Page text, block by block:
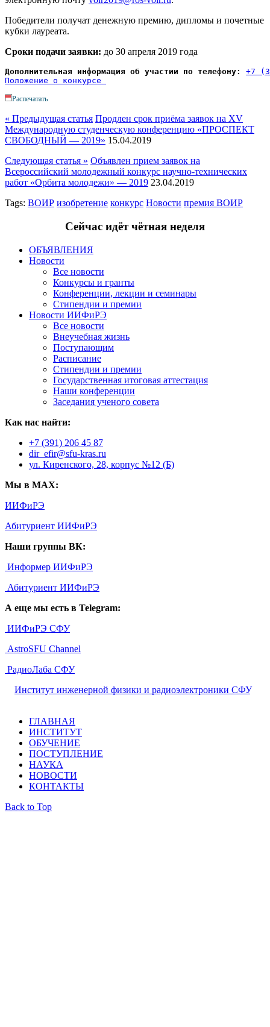
Победители получат денежную премию, дипломы и почетные
кубки лауреата.
Сроки подачи заявки: до 30 апреля 2019 года
Дополнительная информация об участии по телефону:
+7
Положение о конкурсе
Распечатать
« Предыдущая статья Продлен срок приёма заявок на XV
Международную студенческую конференцию «ПРОСПЕКТ
СВОБОДНЫЙ — 2019» 15.04.2019
Следующая статья » Объявлен прием заявок на
Всероссийский молодежный конкурс научно-технических
работ «Орбита молодежи» — 2019 23.04.2019
Tags: ВОИР изобретение конкурс Новости премия ВОИР
Сейчас идёт чётная неделя
ОБЪЯВЛЕНИЯ
Новости
Все новости
Конкурсы и гранты
Конференции, лекции и семинары
Стипендии и премии
Новости ИИФиРЭ
Все новости
Внеучебная жизнь
Поступающим
Расписание
Стипендии и премии
Государственная итоговая аттестация
Наши конференции
Заседания ученого совета
Как нас найти:
+7 (391) 206 45 87
dir_efir@sfu-kras.ru
ул. Киренского, 28, корпус №12 (Б)
Мы в MAX:
ИИФиРЭ
Абитуриент ИИФиРЭ
Наши группы ВК:
Информер ИИФиРЭ
Абитуриент ИИФиРЭ
А еще мы есть в Telegram:
ИИФиРЭ СФУ
AstroSFU Channel
РадиоЛаба СФУ
Институт инженерной физики и радиоэлектроники СФУ,
ГЛАВНАЯ
ИНСТИТУТ
ОБУЧЕНИЕ
ПОСТУПЛЕНИЕ
НАУКА
НОВОСТИ
КОНТАКТЫ
Back to Top